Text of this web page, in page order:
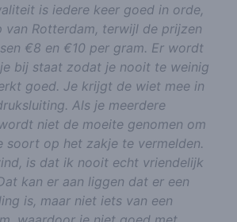
is iedere keer goed in orde,
Rotterdam, terwijl de prijzen
€8 en €10 per gram. Er wordt
bij staat zodat je nooit te weinig
goed. Je krijgt de wiet mee in
Als je meerdere
niet de moeite genomen om
soort op het zakje te vermelden.
is dat ik nooit echt vriendelijk
kan er aan liggen dat er een
is, maar niet iets van een